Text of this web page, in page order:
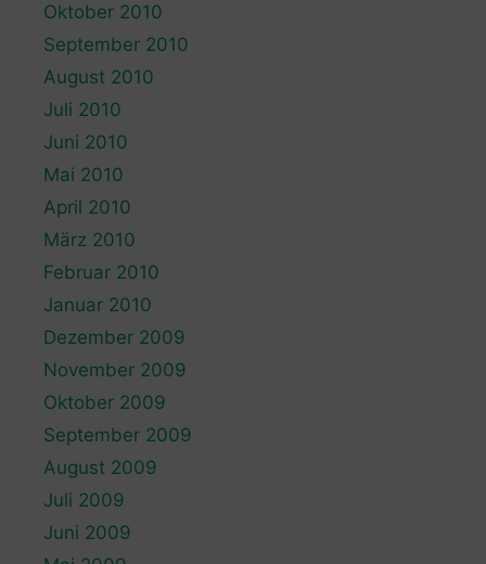
Oktober 2010
September 2010
August 2010
Juli 2010
Juni 2010
Mai 2010
April 2010
März 2010
Februar 2010
Januar 2010
Dezember 2009
November 2009
Oktober 2009
September 2009
August 2009
Juli 2009
Juni 2009